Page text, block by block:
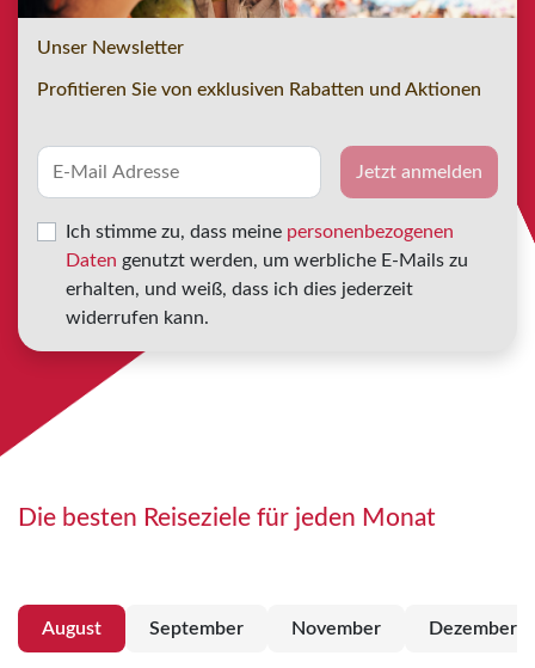
Unser Newsletter
Profitieren Sie von exklusiven Rabatten und Aktionen
Jetzt anmelden
Ich stimme zu, dass meine personenbezogenen
Daten genutzt werden, um werbliche E-Mails zu
erhalten, und weiß, dass ich dies jederzeit
widerrufen kann.
Die besten Reiseziele für jeden Monat
August September November Dezember